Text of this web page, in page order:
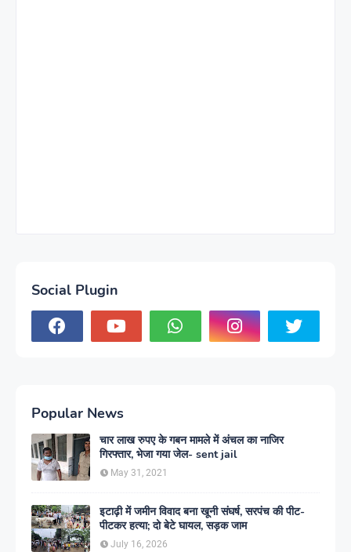
Social Plugin
Popular News
चार लाख रुपए के गबन मामले में अंचल का नाजिर
गिरफ्तार, भेजा गया जेल- sent jail
May 31, 2021
इटाढ़ी में जमीन विवाद बना खूनी संघर्ष, सरपंच की पीट-
पीटकर हत्या; दो बेटे घायल, सड़क जाम
July 16, 2026